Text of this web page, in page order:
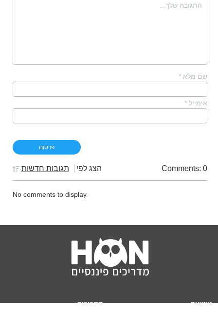
שם מלא *
אימייל *
Comments: 0 הצג לפי תגובות חדשות
No comments to display
נושאים
מדריכים